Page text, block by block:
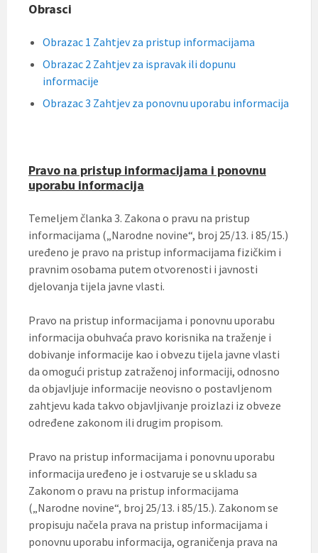
Obrasci
Obrazac 1 Zahtjev za pristup informacijama
Obrazac 2 Zahtjev za ispravak ili dopunu
informacije
Obrazac 3 Zahtjev za ponovnu uporabu informacija
Pravo na pristup informacijama i ponovnu
uporabu informacija
Temeljem članka 3. Zakona o pravu na pristup
informacijama („Narodne novine“, broj 25/13. i 85/15.)
uređeno je pravo na pristup informacijama fizičkim i
pravnim osobama putem otvorenosti i javnosti
djelovanja tijela javne vlasti.
Pravo na pristup informacijama i ponovnu uporabu
informacija obuhvaća pravo korisnika na traženje i
dobivanje informacije kao i obvezu tijela javne vlasti
da omogući pristup zatraženoj informaciji, odnosno
da objavljuje informacije neovisno o postavljenom
zahtjevu kada takvo objavljivanje proizlazi iz obveze
određene zakonom ili drugim propisom.
Pravo na pristup informacijama i ponovnu uporabu
informacija uređeno je i ostvaruje se u skladu sa
Zakonom o pravu na pristup informacijama
(„Narodne novine“, broj 25/13. i 85/15.). Zakonom se
propisuju načela prava na pristup informacijama i
ponovnu uporabu informacija, ograničenja prava na